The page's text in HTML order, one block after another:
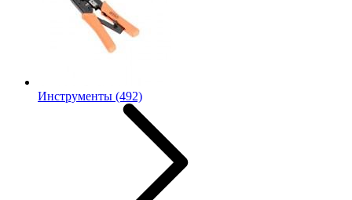
Инструменты (492)